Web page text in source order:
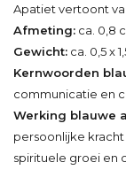
Apatiet vertoont
Afmeting: ca. 0,8
Gewicht: ca. 0,5 x
Kernwoorden
communicatie en
Werking blauwe
persoonlijke
spirituele groei en